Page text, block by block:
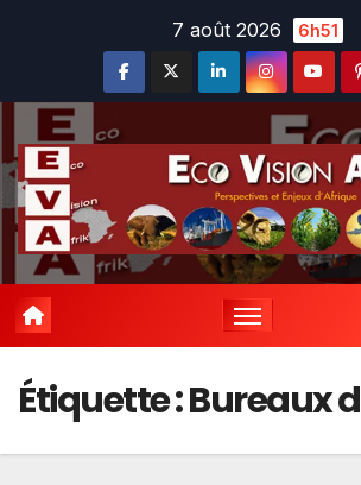
7 août 2026 6h51
Étiquette :Bureaux